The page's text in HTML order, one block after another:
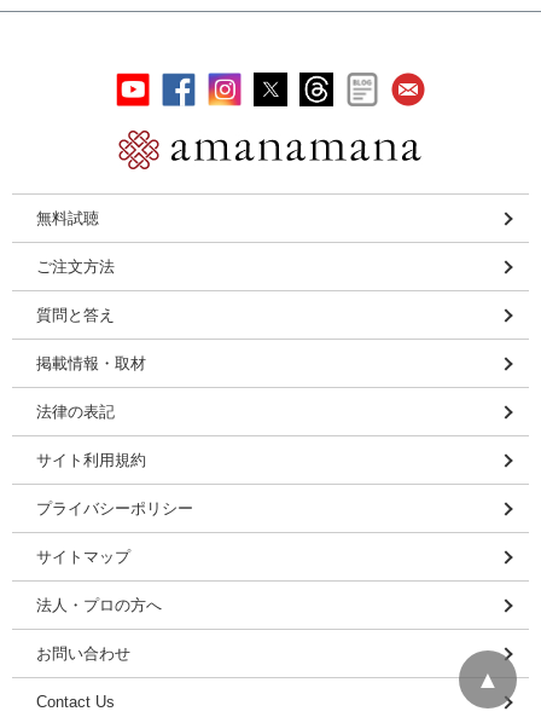
無料試聴
ご注文方法
質問と答え
掲載情報・取材
法律の表記
サイト利用規約
プライバシーポリシー
サイトマップ
法人・プロの方へ
お問い合わせ
Contact Us
▲